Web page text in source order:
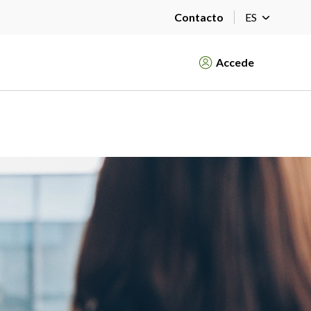
Contacto ES
Accede